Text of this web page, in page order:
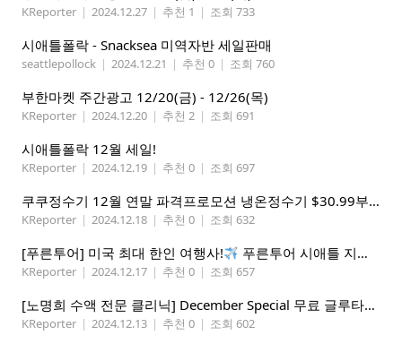
KReporter | 2024.12.27 | 추천 1 | 조회 733
시애틀폴락 - Snacksea 미역자반 세일판매
seattlepollock | 2024.12.21 | 추천 0 | 조회 760
부한마켓 주간광고 12/20(금) - 12/26(목)
KReporter | 2024.12.20 | 추천 2 | 조회 691
시애틀폴락 12월 세일!
KReporter | 2024.12.19 | 추천 0 | 조회 697
쿠쿠정수기 12월 연말 파격프로모션 냉온정수기 $30.99부터! (기본형은 $18.99)
KReporter | 2024.12.18 | 추천 0 | 조회 632
[푸른투어] 미국 최대 한인 여행사! 푸른투어 시애틀 지점 오픈특가, 최대 300불 할인!
KReporter | 2024.12.17 | 추천 0 | 조회 657
[노명희 수액 전문 클리닉] December Special 무료 글루타치온
KReporter | 2024.12.13 | 추천 0 | 조회 602